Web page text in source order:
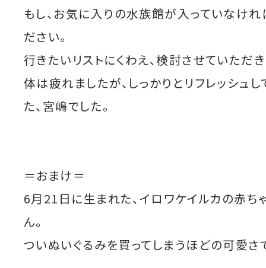
もし、お気に入りの水族館が入っていなけれ
ださい。
行きたいリストにくわえ、検討させていただき
体は疲れましたが、しっかりとリフレッシュし
た、宮嶋でした。
＝おまけ＝
6月21日に生まれた、イロワケイルカの赤ち
ん。
ついぬいぐるみを買ってしまうほどの可愛さ